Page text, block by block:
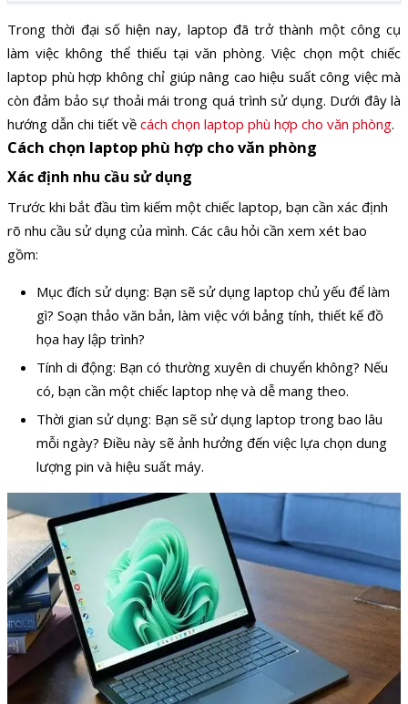
Trong thời đại số hiện nay, laptop đã trở thành một công cụ
làm việc không thể thiếu tại văn phòng. Việc chọn một chiếc
laptop phù hợp không chỉ giúp nâng cao hiệu suất công việc mà
còn đảm bảo sự thoải mái trong quá trình sử dụng. Dưới đây là
hướng dẫn chi tiết về cách chọn laptop phù hợp cho văn phòng.
Cách chọn laptop phù hợp cho văn phòng
Xác định nhu cầu sử dụng
Trước khi bắt đầu tìm kiếm một chiếc laptop, bạn cần xác định
rõ nhu cầu sử dụng của mình. Các câu hỏi cần xem xét bao
gồm:
Mục đích sử dụng: Bạn sẽ sử dụng laptop chủ yếu để làm
gì? Soạn thảo văn bản, làm việc với bảng tính, thiết kế đồ
họa hay lập trình?
Tính di động: Bạn có thường xuyên di chuyển không? Nếu
có, bạn cần một chiếc laptop nhẹ và dễ mang theo.
Thời gian sử dụng: Bạn sẽ sử dụng laptop trong bao lâu
mỗi ngày? Điều này sẽ ảnh hưởng đến việc lựa chọn dung
lượng pin và hiệu suất máy.